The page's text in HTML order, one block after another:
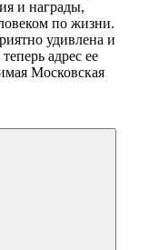
и награды,
по жизни.
удивлена и
адрес ее
Московская